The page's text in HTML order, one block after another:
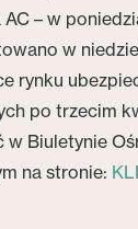
– w
w
rynku
po trzecim
w Biuletynie
na stronie: